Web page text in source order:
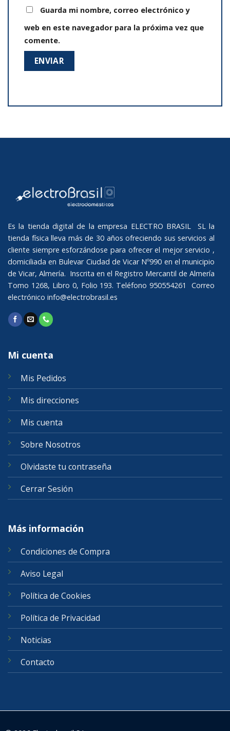
Guarda mi nombre, correo electrónico y
web en este navegador para la próxima vez que
comente.
Es la tienda digital de la empresa ELECTRO BRASIL SL la
tienda física lleva más de 30 años ofreciendo sus servicios al
cliente siempre esforzándose para ofrecer el mejor servicio ,
domiciliada en Bulevar Ciudad de Vicar Nº990 en el municipio
de Vicar, Almería. Inscrita en el Registro Mercantil de Almería
Tomo 1268, Libro 0, Folio 193. Teléfono 950554261 Correo
electrónico info@electrobrasil.es
Mi cuenta
Mis Pedidos
Mis direcciones
Mis cuenta
Sobre Nosotros
Olvidaste tu contraseña
Cerrar Sesión
Más información
Condiciones de Compra
Aviso Legal
Política de Cookies
Política de Privacidad
Noticias
Contacto